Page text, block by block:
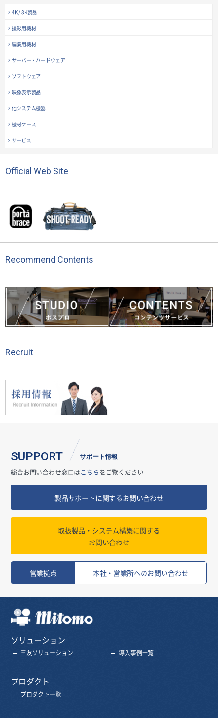
4K / 8K製品
撮影用機材
編集用機材
サーバー・ハードウェア
ソフトウェア
映像表示製品
他システム機器
機材ケース
サービス
Official Web Site
Recommend Contents
Recruit
SUPPORT サポート情報
総合お問い合わせ窓口はこちらをご覧ください
製品サポートに関するお問い合わせ
取扱製品・システム構築に関する
お問い合わせ
営業拠点 本社・営業所へのお問い合わせ
ソリューション
三友ソリューション 導入事例一覧
プロダクト
プロダクト一覧